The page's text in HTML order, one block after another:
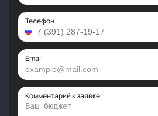
Телефон
Email
Комментарий к заявке